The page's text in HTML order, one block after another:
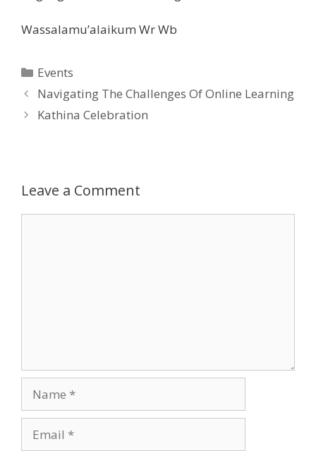
Wassalamu’alaikum Wr Wb
Categories
Events
Post
navigation
Navigating The Challenges Of Online Learning
Kathina Celebration
Leave a Comment